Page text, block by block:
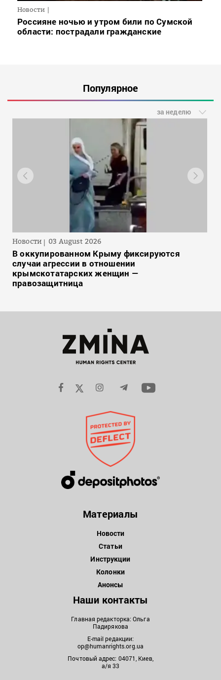
Новости
Россияне ночью и утром били по Сумской
области: пострадали гражданские
Популярное
за неделю
Новости 03 August 2026
В оккупированном Крыму фиксируются
случаи агрессии в отношении
крымскотатарских женщин —
правозащитница
Материалы
Новости
Статьи
Инструкции
Колонки
Анонсы
Наши контакты
Главная редакторка: Ольга
Падирякова
E-mail редакции:
op@humanrights.org.ua
Почтовый адрес: 04071, Киев,
а/я 33